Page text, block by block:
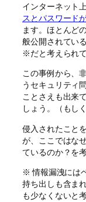
インターネット
スとパスワード
ます。ほとんど
般公開されてい
※だと考えられて
この事例から、
うセキュリティ
ことさえも出来
しょう。（もし
侵入されたこと
が、ここではな
ているのか？を
※ 情報漏洩には
持ち出しも含ま
も少なくないと